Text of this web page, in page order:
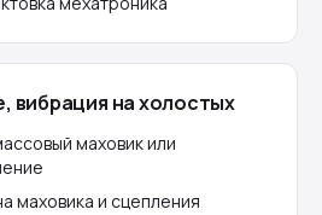
вибрация на холостых
маховик или
маховика и сцепления